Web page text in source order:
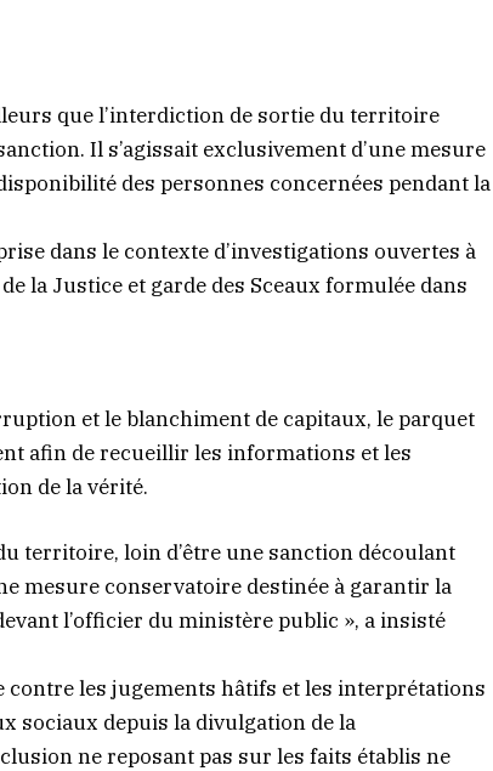
que l’interdiction de sortie du territoire
Il s’agissait exclusivement d’une mesure
des personnes concernées pendant la
dans le contexte d’investigations ouvertes à
la Justice et garde des Sceaux formulée dans
et le blanchiment de capitaux, le parquet
afin de recueillir les informations et les
de la vérité.
territoire, loin d’être une sanction découlant
mesure conservatoire destinée à garantir la
l’officier du ministère public », a insisté
contre les jugements hâtifs et les interprétations
sociaux depuis la divulgation de la
ne reposant pas sur les faits établis ne